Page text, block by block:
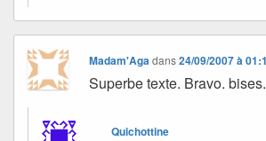
Madam'Agadans24/09/2007 à
Superbe texte. Bravo.
Quichottine